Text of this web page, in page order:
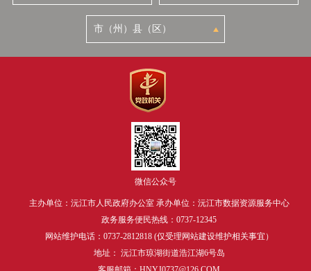
微信公众号
主办单位：沅江市人民政府办公室 承办单位：沅江市数据资源服务中心
政务服务便民热线：0737-12345
网站维护电话：0737-2812818 (仅受理网站建设维护相关事宜）
地址： 沅江市琼湖街道浩江湖6号岛